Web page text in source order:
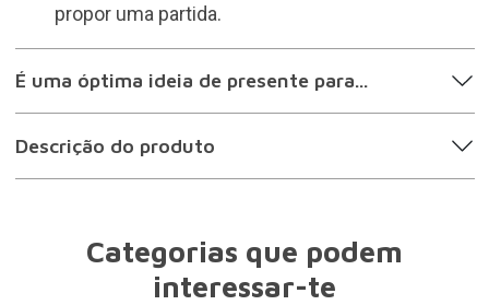
propor uma partida.
É uma óptima ideia de presente para...
Descrição do produto
Categorias que podem
interessar-te